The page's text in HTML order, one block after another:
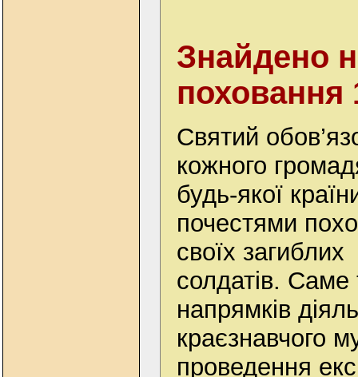
Знайдено
поховання
Святий
кожного
будь-якої
почестями
своїх загиблих
солдатів. Саме
напрямків
краєзнавчого
проведення